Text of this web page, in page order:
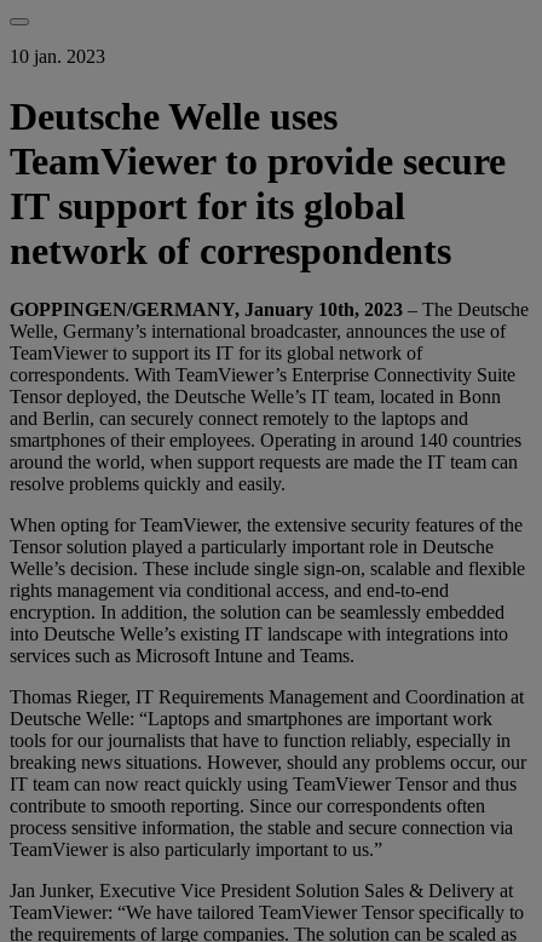
10 jan. 2023
Deutsche Welle uses
TeamViewer to provide secure
IT support for its global
network of correspondents
GOPPINGEN/GERMANY, January 10th, 2023 – The Deutsche
Welle, Germany’s international broadcaster, announces the use of
TeamViewer to support its IT for its global network of
correspondents. With TeamViewer’s Enterprise Connectivity Suite
Tensor deployed, the Deutsche Welle’s IT team, located in Bonn
and Berlin, can securely connect remotely to the laptops and
smartphones of their employees. Operating in around 140 countries
around the world, when support requests are made the IT team can
resolve problems quickly and easily.
When opting for TeamViewer, the extensive security features of the
Tensor solution played a particularly important role in Deutsche
Welle’s decision. These include single sign-on, scalable and flexible
rights management via conditional access, and end-to-end
encryption. In addition, the solution can be seamlessly embedded
into Deutsche Welle’s existing IT landscape with integrations into
services such as Microsoft Intune and Teams.
Thomas Rieger, IT Requirements Management and Coordination at
Deutsche Welle: “Laptops and smartphones are important work
tools for our journalists that have to function reliably, especially in
breaking news situations. However, should any problems occur, our
IT team can now react quickly using TeamViewer Tensor and thus
contribute to smooth reporting. Since our correspondents often
process sensitive information, the stable and secure connection via
TeamViewer is also particularly important to us.”
Jan Junker, Executive Vice President Solution Sales & Delivery at
TeamViewer: “We have tailored TeamViewer Tensor specifically to
the requirements of large companies. The solution can be scaled as